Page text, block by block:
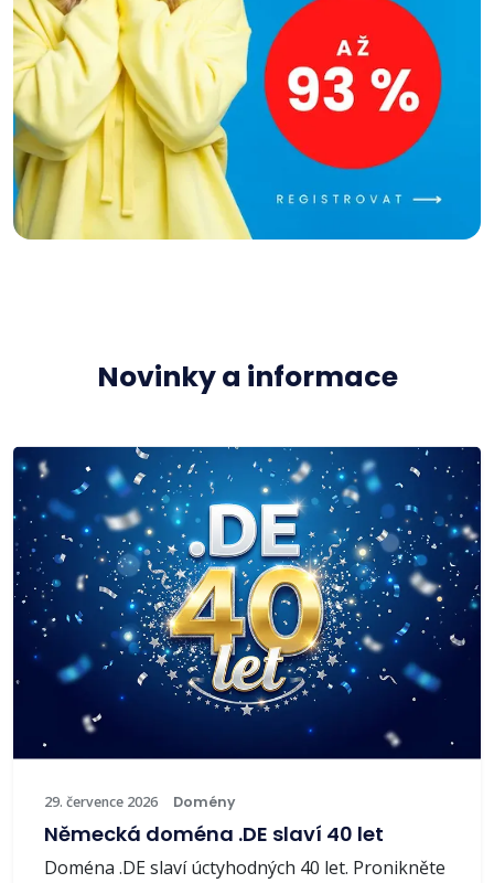
Novinky a informace
29. července 2026 Domény
Německá doména .DE slaví 40 let
Doména .DE slaví úctyhodných 40 let. Pronikněte